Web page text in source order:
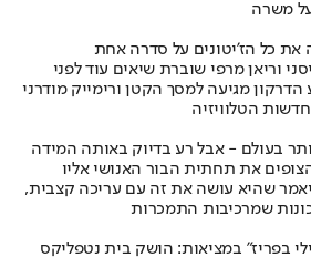
משרה
את כל הז'יטונים על סדרה אחת
וריאן מרפי שוברת שיאים עוד לפני
מגיעה למסך הקטן ורימייק מודרני
הטלוויזיה
בעולם - אבל רע בדיוק באותה המידה
את תחתית הבור האנושי אליו
שהיא עושה את זה עם עריכה קצבית,
שמרכיבות התמכרות
בפריז" במציאות: הושק בית נטפליקס